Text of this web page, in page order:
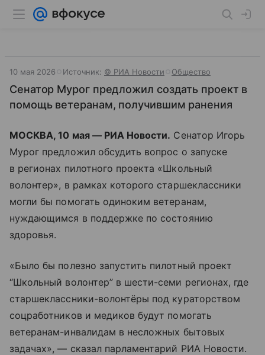
10 мая 2026 Источник: © РИА Новости Общество
Сенатор Мурог предложил создать проект в
помощь ветеранам, получившим ранения
МОСКВА, 10 мая — РИА Новости. Сенатор Игорь
Мурог предложил обсудить вопрос о запуске
в регионах пилотного проекта «Школьный
волонтер», в рамках которого старшеклассники
могли бы помогать одиноким ветеранам,
нуждающимся в поддержке по состоянию
здоровья.
«Было бы полезно запустить пилотный проект
“Школьный волонтер” в шести-семи регионах, где
старшеклассники-волонтёры под кураторством
соцработников и медиков будут помогать
ветеранам-инвалидам в несложных бытовых
задачах», — сказал парламентарий РИА Новости.